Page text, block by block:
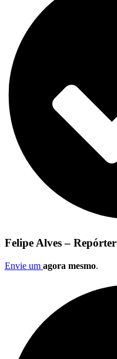
Felipe Alves – Repórter
Envie um agora mesmo.